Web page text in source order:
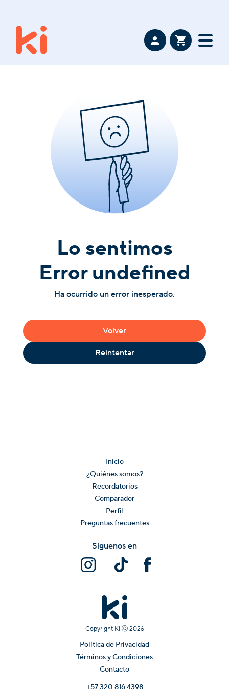
Lo sentimos
Error undefined
Ha ocurrido un error inesperado.
Volver
Reintentar
Inicio
¿Quiénes somos?
Recordatorios
Comparador
Perfil
Preguntas frecuentes
Copyright Ki ⓒ 2026
Política de Privacidad
Términos y Condiciones
Contacto
Síguenos en